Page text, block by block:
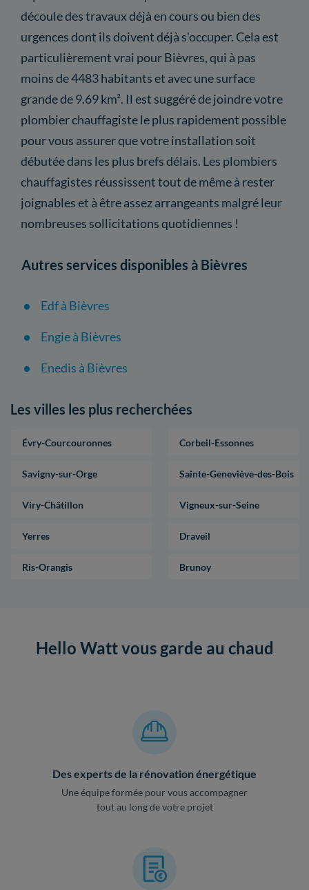
découle des travaux déjà en cours ou bien des
urgences dont ils doivent déjà s'occuper. Cela est
particulièrement vrai pour Bièvres, qui à pas
moins de 4483 habitants et avec une surface
grande de 9.69 km². Il est suggéré de joindre votre
plombier chauffagiste le plus rapidement possible
pour vous assurer que votre installation soit
débutée dans les plus brefs délais. Les plombiers
chauffagistes réussissent tout de même à rester
joignables et à être assez arrangeants malgré leur
nombreuses sollicitations quotidiennes !
Autres services disponibles à Bièvres
Edf à Bièvres
Engie à Bièvres
Enedis à Bièvres
Les villes les plus recherchées
Évry-Courcouronnes Corbeil-Essonnes
Savigny-sur-Orge Sainte-Geneviève-des-Bois
Viry-Châtillon Vigneux-sur-Seine
Yerres Draveil
Ris-Orangis Brunoy
Hello Watt vous garde au chaud
Des experts de la rénovation énergétique
Une équipe formée pour vous accompagner
tout au long de votre projet